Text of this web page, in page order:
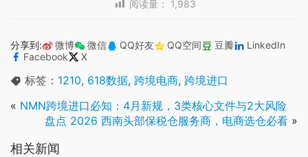
阅读量： 1,983
分享到: 微博 微信 QQ好友 QQ空间 豆瓣
LinkedIn
Facebook
X
标签： 1210, 618数据, 跨境电商, 跨境进口
« NMN跨境进口必知：4月新规，3类核心文件与2大风险
盘点 2026 西南头部保税仓服务商，电商选仓必看 »
相关新闻